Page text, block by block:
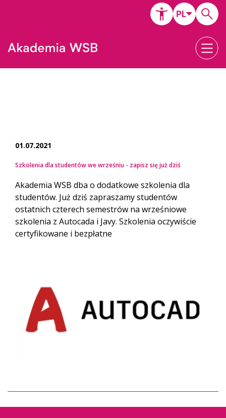
01.07.2021
Szkolenia dla studentów we wrześniu - zapisz się już dziś
Akademia WSB dba o dodatkowe szkolenia dla
studentów. Już dziś zapraszamy studentów
ostatnich czterech semestrów na wrześniowe
szkolenia z Autocada i Javy. Szkolenia oczywiście
certyfikowane i bezpłatne